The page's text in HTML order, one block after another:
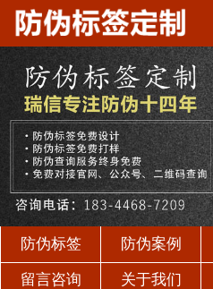
防伪标签 防伪案例
留言咨询 关于我们